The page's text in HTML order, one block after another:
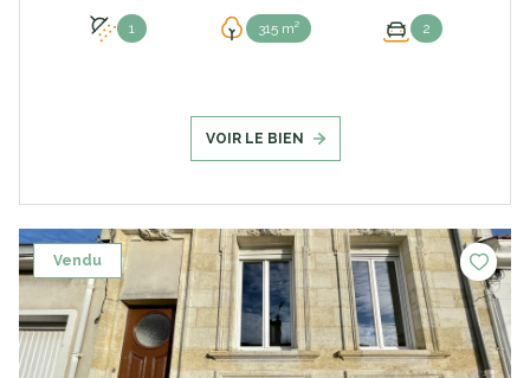
1 315 m² 2
VOIR LE BIEN
Vendu